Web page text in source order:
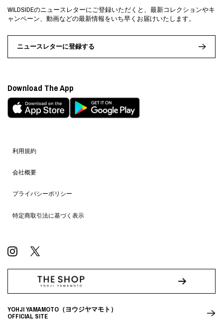
利用規約
会社概要
プライバシーポリシー
特定商取引法に基づく表示
WILDSIDEのニュースレターにご登録いただくと、最新コレクションやキ
ャンペーン、動画などの最新情報をいち早くお届けいたします。
ニュースレターに登録する
Download The App
YOHJI YAMAMOTO（ヨウジヤマモト）
OFFICIAL SITE